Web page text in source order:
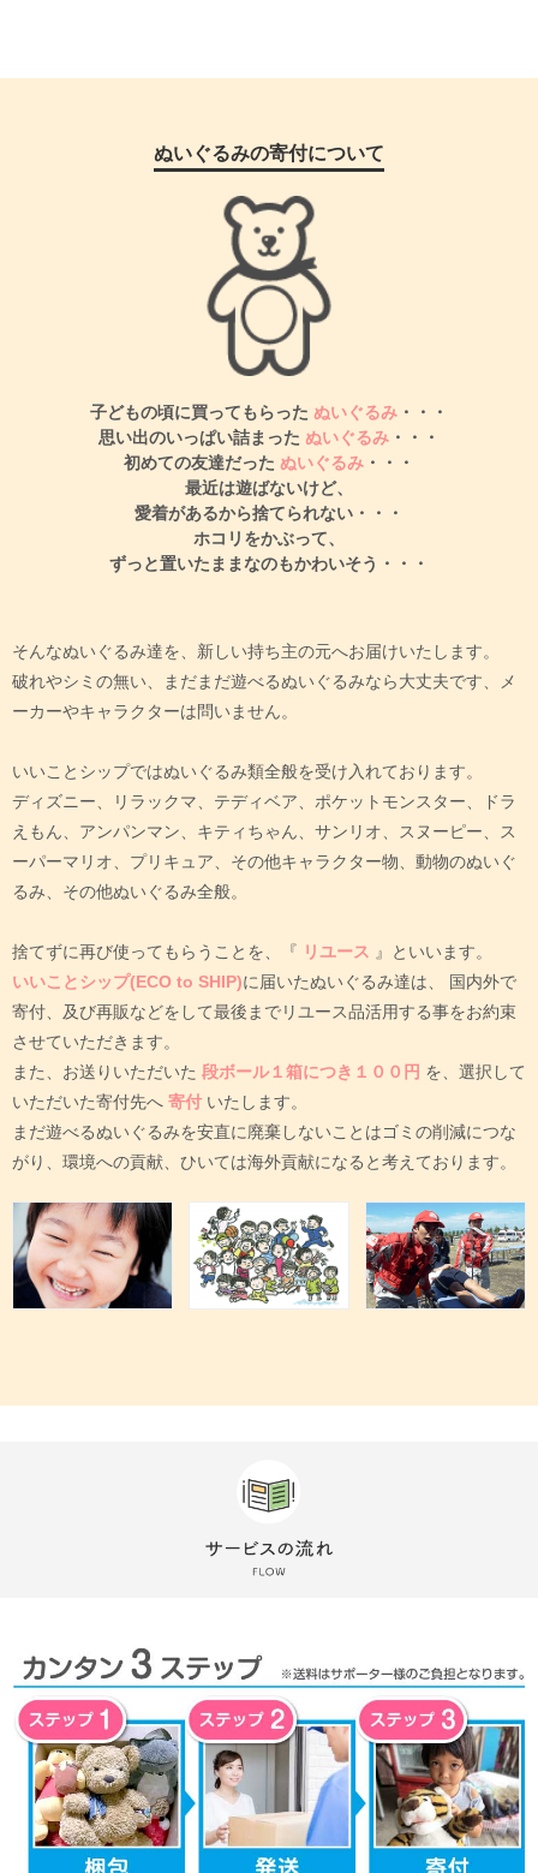
ぬいぐるみの寄付について
子どもの頃に買ってもらった ぬいぐるみ ・・・
思い出のいっぱい詰まった ぬいぐるみ ・・・
初めての友達だった ぬいぐるみ ・・・
最近は遊ばないけど、
愛着があるから捨てられない・・・
ホコリをかぶって、
ずっと置いたままなのもかわいそう・・・
そんなぬいぐるみ達を、新しい持ち主の元へお届けいたします。
破れやシミの無い、まだまだ遊べるぬいぐるみなら大丈夫です、メ
ーカーやキャラクターは問いません。
いいことシップではぬいぐるみ類全般を受け入れております。
ディズニー、リラックマ、テディベア、ポケットモンスター、ドラ
えもん、アンパンマン、キティちゃん、サンリオ、スヌーピー、ス
ーパーマリオ、プリキュア、その他キャラクター物、動物のぬいぐ
るみ、その他ぬいぐるみ全般。
捨てずに再び使ってもらうことを、『 リユース 』といいます。
いいことシップ(ECO to SHIP)に届いたぬいぐるみ達は、
国内外で
寄付、及び再販などをして最後までリユース品活用する事をお約束
させていただきます。
また、お送りいただいた 段ボール１箱につき１００円 を、選択して
いただいた寄付先へ 寄付 いたします。
まだ遊べるぬいぐるみを安直に廃棄しないことはゴミの削減につな
がり、環境への貢献、ひいては海外貢献になると考えております。